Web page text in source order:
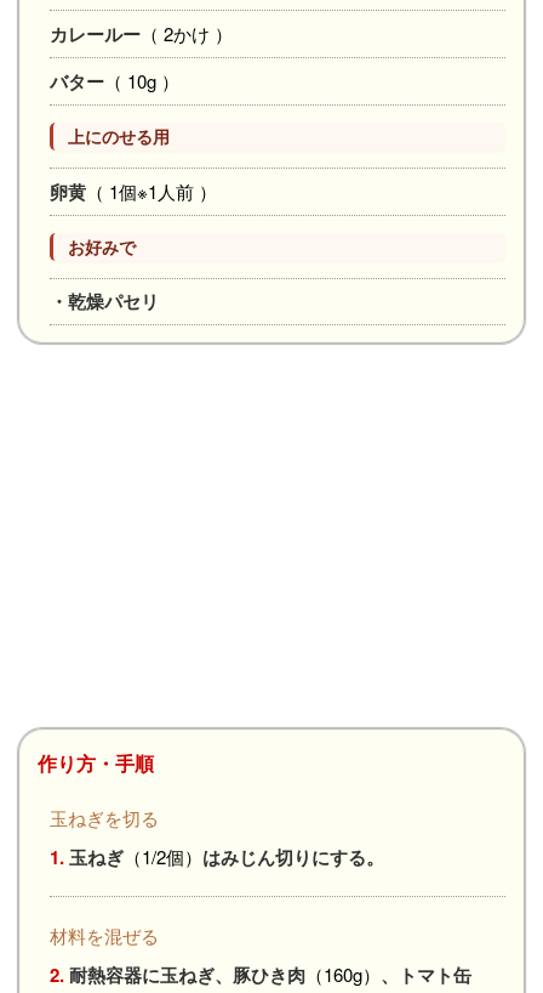
カレールー （ 2かけ ）
バター （ 10g ）
上にのせる用
卵黄 （ 1個※1人前 ）
お好みで
・乾燥パセリ
作り方・手順
玉ねぎを切る
1.玉ねぎ （1/2個） はみじん切りにする。
材料を混ぜる
2.耐熱容器に玉ねぎ、豚ひき肉 （160g） 、トマト缶